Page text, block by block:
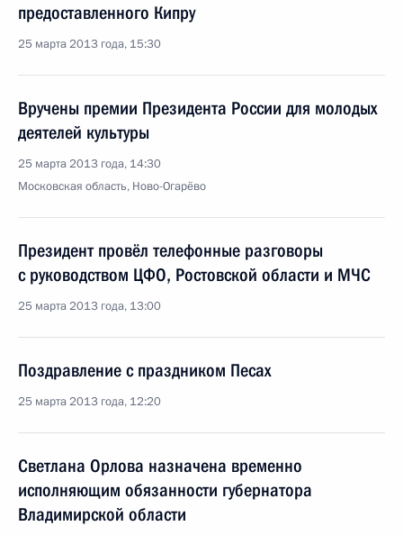
предоставленного Кипру
25 марта 2013 года, 15:30
Вручены премии Президента России для молодых
деятелей культуры
25 марта 2013 года, 14:30
Московская область, Ново-Огарёво
Президент провёл телефонные разговоры
с руководством ЦФО, Ростовской области и МЧС
25 марта 2013 года, 13:00
Поздравление с праздником Песах
25 марта 2013 года, 12:20
Светлана Орлова назначена временно
исполняющим обязанности губернатора
Владимирской области